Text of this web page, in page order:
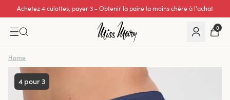
Achetez 4 culottes, payer 3 - Obtenir la paire la moins chère à l'achat
0
Home
4 pour 3